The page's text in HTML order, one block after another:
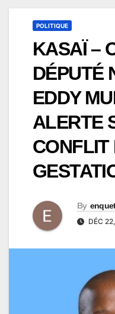
POLITIQUE
KASAÏ –
DÉPUTÉ
EDDY
ALERTE
CONFLIT
By
DÉC